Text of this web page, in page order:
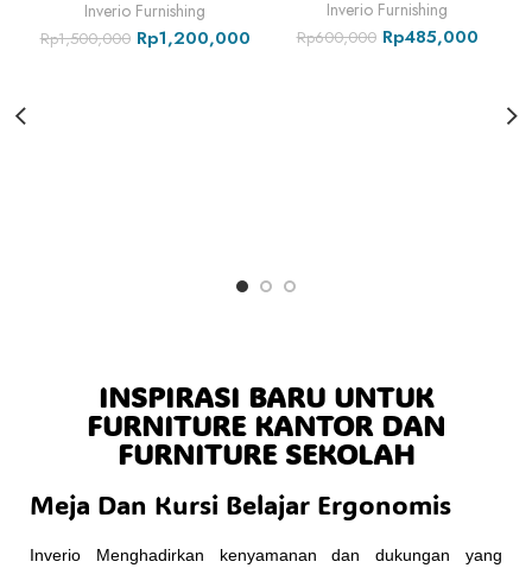
Inverio Furnishing
Rp1,500,000 Rp1,200,000
Inverio Furnishing
Rp600,000 Rp485,000
INSPIRASI BARU UNTUK
FURNITURE KANTOR DAN
FURNITURE SEKOLAH
Meja Dan Kursi Belajar Ergonomis
Inverio Menghadirkan kenyamanan dan dukungan yang